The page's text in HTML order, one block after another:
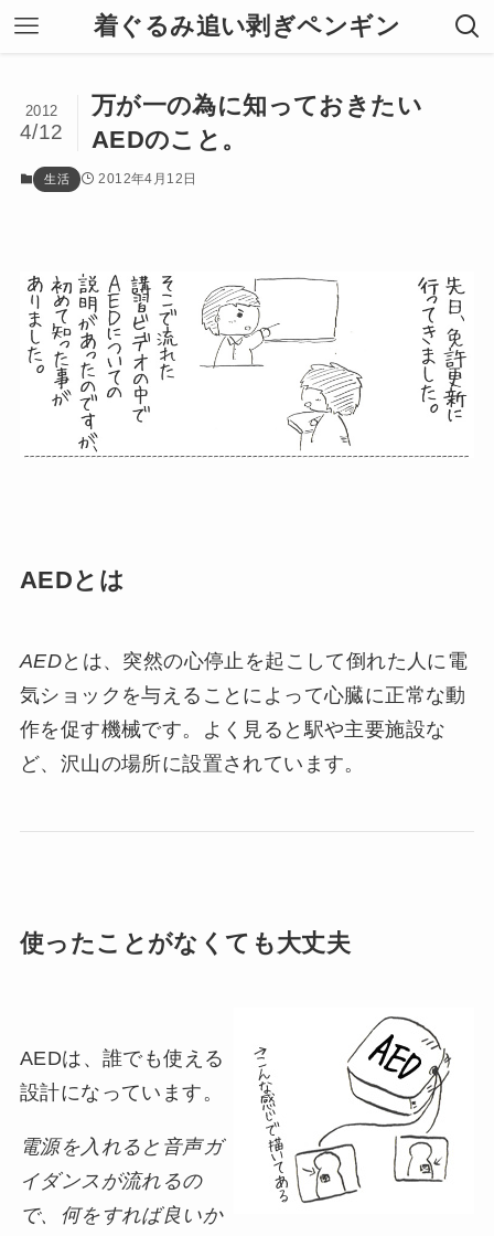
着ぐるみ追い剥ぎペンギン
万が一の為に知っておきたい
AEDのこと。
2012
4/12
生活 2012年4月12日
AEDとは
AEDとは、突然の心停止を起こして倒れた人に電
気ショックを与えることによって心臓に正常な動
作を促す機械です。よく見ると駅や主要施設な
ど、沢山の場所に設置されています。
使ったことがなくても大丈夫
AEDは、誰でも使える
設計になっています。
電源を入れると音声ガ
イダンスが流れるの
で、何をすれば良いか